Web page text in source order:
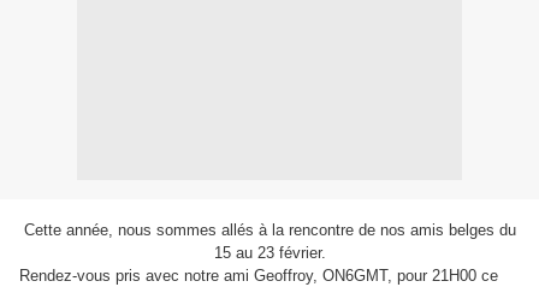
Cette année, nous sommes allés à la rencontre de nos amis belges du
15 au 23 février.
Rendez-vous pris avec notre ami Geoffroy, ON6GMT, pour 21H00 ce